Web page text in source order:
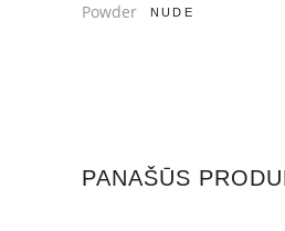
Powder
NUDE
PANAŠŪS